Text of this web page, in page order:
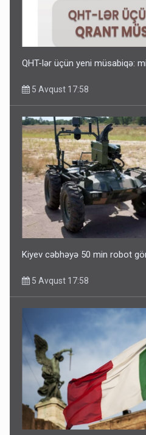
QHT-lər üçün yeni müsabiqə:
5 Avqust 17:58
Kiyev cəbhəyə 50 min robot
5 Avqust 17:58